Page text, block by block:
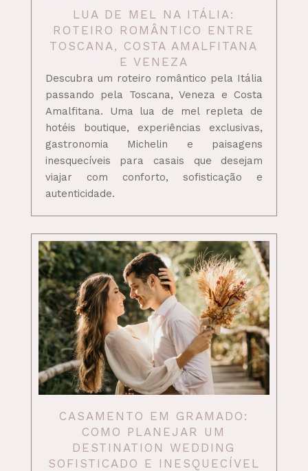
LUA DE MEL NA ITÁLIA:
ROTEIRO ROMÂNTICO ENTRE
TOSCANA, COSTA AMALFITANA
E VENEZA
Descubra um roteiro romântico pela Itália
passando pela Toscana, Veneza e Costa
Amalfitana. Uma lua de mel repleta de
hotéis boutique, experiências exclusivas,
gastronomia Michelin e paisagens
inesquecíveis para casais que desejam
viajar com conforto, sofisticação e
autenticidade.
CASAMENTO EM GRAMADO:
COMO PLANEJAR UM
DESTINATION WEDDING
SOFISTICADO E INESQUECÍVEL